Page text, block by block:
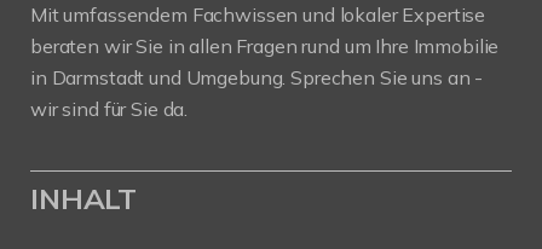
Mit umfassendem Fachwissen und lokaler Expertise
beraten wir Sie in allen Fragen rund um Ihre Immobilie
in Darmstadt und Umgebung. Sprechen Sie uns an -
wir sind für Sie da.
INHALT